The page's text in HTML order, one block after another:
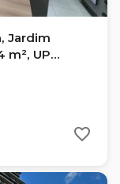
Jardim
m², UP